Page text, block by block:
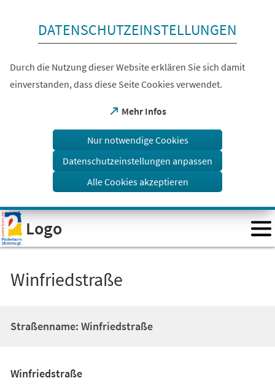
Visuelle
Assistenzsoftware
öffnen.
DATENSCHUTZEINSTELLUNGEN
Durch die Nutzung dieser Website erklären Sie sich damit
einverstanden, dass diese Seite Cookies verwendet.
Mehr Infos
(Öffnet
einem
Tab)
Nur notwendige Cookies
Datenschutzeinstellungen anpassen
Alle Cookies akzeptieren
Logo
Winfriedstraße
Straßenname: Winfriedstraße
Winfriedstraße